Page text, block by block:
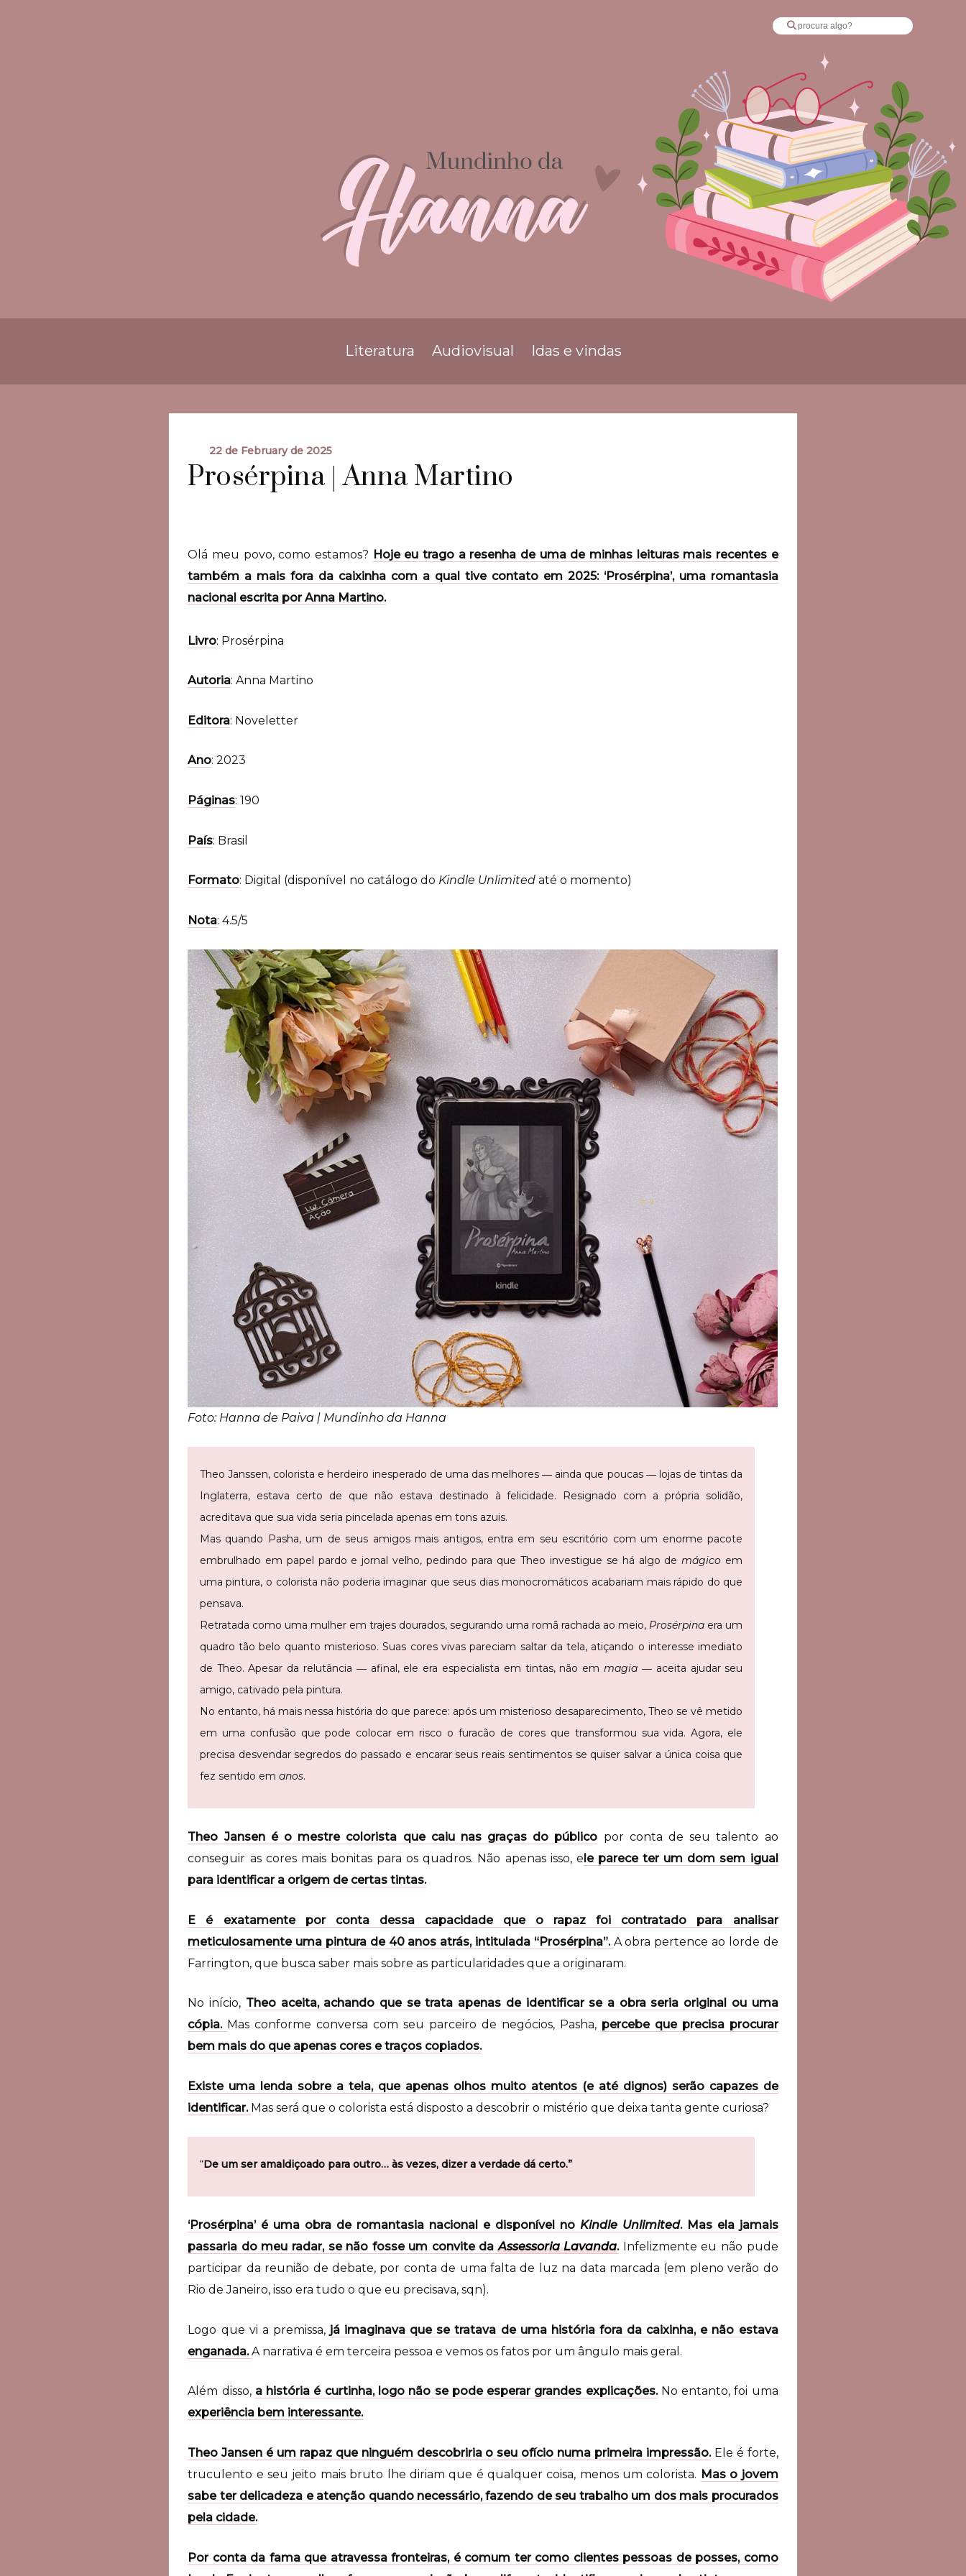
Literatura Audiovisual Idas e vindas
22 de February de 2025
Prosérpina | Anna Martino
Olá meu povo, como estamos? Hoje eu trago a resenha de uma de minhas leituras mais recentes e
também a mais fora da caixinha com a qual tive contato em 2025: ‘Prosérpina’, uma romantasia
nacional escrita por Anna Martino.
Livro: Prosérpina
Autoria: Anna Martino
Editora: Noveletter
Ano: 2023
Páginas: 190
País: Brasil
Formato: Digital (disponível no catálogo do Kindle Unlimitedaté o momento)
Nota: 4.5/5
Foto: Hanna de Paiva | Mundinho da Hanna
Theo Janssen, colorista e herdeiro inesperado de uma das melhores ― ainda que poucas ― lojas de tintas da
Inglaterra, estava certo de que não estava destinado à felicidade. Resignado com a própria solidão,
acreditava que sua vida seria pincelada apenas em tons azuis.
Mas quando Pasha, um de seus amigos mais antigos, entra em seu escritório com um enorme pacote
embrulhado em papel pardo e jornal velho, pedindo para que Theo investigue se há algo de mágico em
uma pintura, o colorista não poderia imaginar que seus dias monocromáticos acabariam mais rápido do que
pensava.
Retratada como uma mulher em trajes dourados, segurando uma romã rachada ao meio, Prosérpina era um
quadro tão belo quanto misterioso. Suas cores vivas pareciam saltar da tela, atiçando o interesse imediato
de Theo. Apesar da relutância ― afinal, ele era especialista em tintas, não em magia ― aceita ajudar seu
amigo, cativado pela pintura.
No entanto, há mais nessa história do que parece: após um misterioso desaparecimento, Theo se vê metido
em uma confusão que pode colocar em risco o furacão de cores que transformou sua vida. Agora, ele
precisa desvendar segredos do passado e encarar seus reais sentimentos se quiser salvar a única coisa que
fez sentido em anos.
Theo Jansen é o mestre colorista que caiu nas graças do público por conta de seu talento ao
conseguir as cores mais bonitas para os quadros. Não apenas isso, ele parece ter um dom sem igual
para identificar a origem de certas tintas.
E é exatamente por conta dessa capacidade que o rapaz foi contratado para analisar
meticulosamente uma pintura de 40 anos atrás, intitulada “Prosérpina”. A obra pertence ao lorde de
Farrington, que busca saber mais sobre as particularidades que a originaram.
No início, Theo aceita, achando que se trata apenas de identificar se a obra seria original ou uma
cópia. Mas conforme conversa com seu parceiro de negócios, Pasha, percebe que precisa procurar
bem mais do que apenas cores e traços copiados.
Existe uma lenda sobre a tela, que apenas olhos muito atentos (e até dignos) serão capazes de
identificar. Mas será que o colorista está disposto a descobrir o mistério que deixa tanta gente curiosa?
“De um ser amaldiçoado para outro… às vezes, dizer a verdade dá certo.”
‘Prosérpina’ é uma obra de romantasia nacional e disponível no Kindle Unlimited. Mas ela jamais
passaria do meu radar, se não fosse um convite daAssessoria Lavanda.Infelizmente eu não pude
participar da reunião de debate, por conta de uma falta de luz na data marcada (em pleno verão do
Rio de Janeiro, isso era tudo o que eu precisava, sqn).
Logo que vi a premissa, já imaginava que se tratava de uma história fora da caixinha, e não estava
enganada.A narrativa é em terceira pessoa e vemos os fatos por um ângulo mais geral.
Além disso, a história é curtinha, logo não se pode esperar grandes explicações.No entanto, foi uma
experiência bem interessante.
Theo Jansen é um rapaz que ninguém descobriria o seu ofício numa primeira impressão.Ele é forte,
truculento e seu jeito mais bruto lhe diriam que é qualquer coisa, menos um colorista. Mas o jovem
sabe ter delicadeza e atenção quando necessário, fazendo de seu trabalho um dos mais procurados
pela cidade.
Por conta da fama que atravessa fronteiras, é comum ter como clientes pessoas de posses, como